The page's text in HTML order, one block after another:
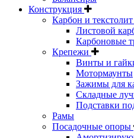
Конструкция
Карбон и текстолит
Листовой
Карбоновые
Крепежи
Винты и
Мотормаунты
Зажимы для
Складные
Подставки
Рамы
Посадочные опоры